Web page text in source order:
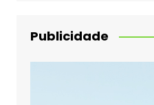
Publicidade